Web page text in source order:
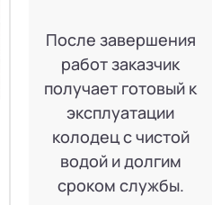
После завершения
работ заказчик
получает готовый к
эксплуатации
колодец с чистой
водой и долгим
сроком службы.